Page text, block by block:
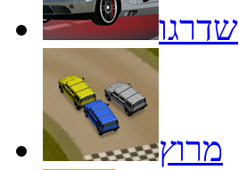
שדרגו
מרוץ